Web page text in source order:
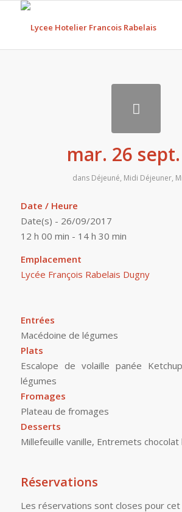
mar. 26
dans Déjeuné, Midi Déjeuner,
Date / Heure
Date(s) - 26/09/2017
12 h 00 min - 14 h 30 min
Emplacement
Lycée François Rabelais Dugny
Entrées
Macédoine de légumes
Plats
Escalope de volaille panée
légumes
Fromages
Plateau de fromages
Desserts
Millefeuille vanille, Entremets chocolat
Réservations
Les réservations sont closes pour